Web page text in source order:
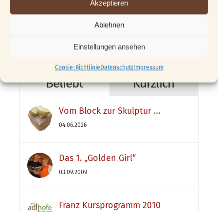
Akzeptieren
Ablehnen
Einstellungen ansehen
Cookie-RichtlinieDatenschutzImpressum
Beliebt Kürzlich
Vom Block zur Skulptur …
04.06.2026
Das 1. „Golden Girl“
03.09.2009
Franz Kursprogramm 2010